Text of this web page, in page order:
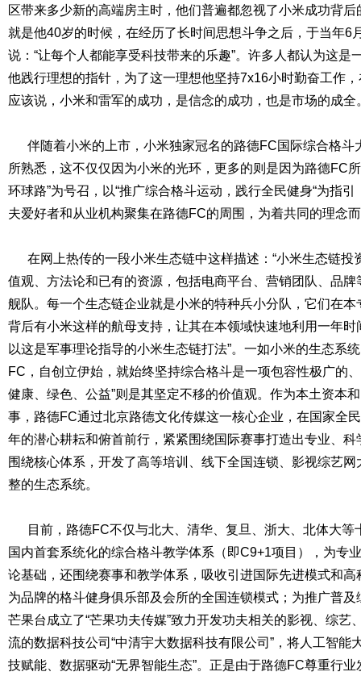
区带来多少新的高端房主时，他们普遍都忽视了小米成功背
就是他40岁的时候，在经历了长时间思想斗争之后，于当年6
说：“让每个人都能享受科技带来的乐趣”。许多人都认为这是
他践行理想的指针，为了这一理想他坚持7x16小时勤奋工作，
应该说，小米和雷军的成功，是信念的成功，也是市场的成全
伴随着小米的上市，小米独家冠名的路德FC国际综合格斗
所熟悉，这不仅仅因为小米的光环，更多的则是因为路德FC
环球路”为号召，以“推广综合格斗运动，践行全民健身“为指
夫爱好者和从业机构聚集在路德FC的周围，为着共同的理念
在网上热传的一段小米生态链中这样描述：“小米生态链投
值观、方法论和已有的资源，包括电商平台、营销团队、品
舰队。每一个生态链企业就是小米的特种兵小分队，它们在
背后有小米这样的航母支持，让其在本领域快速地利用一年
以这是军事理论指导的小米生态链打法”。一如小米的生态系
FC，自创立伊始，就始终坚持综合格斗是一项包容性极广的
健康、绿色、公益”则是其坚定不移的价值观。作为本土资本
事，路德FC通过北京路德文化传媒这一核心企业，在国家全
年的潜心耕耘和俯首前行，紧紧围绕国际赛事打造出专业、
围绕核心体系，开发了高等培训、线下全国连锁、影视综艺
整的生态系统。
目前，路德FC不仅与北大、清华、复旦、浙大、北体大等
国内首套系统化的综合格斗教学体系（即C9+1项目），为专
论基础，还围绕赛事和教学体系，吸收引进国际先进模式和
为品牌的格斗健身俱乐部及会所的全国连锁模式；为推广普
芒果台成立了“芒果功夫传媒”致力开发功夫相关的影视、综艺
流的数据科技公司“中清宇大数据科技有限公司”，将人工智能
技赋能、数据驱动“无界智能生态”。正是由于路德FC尊重行